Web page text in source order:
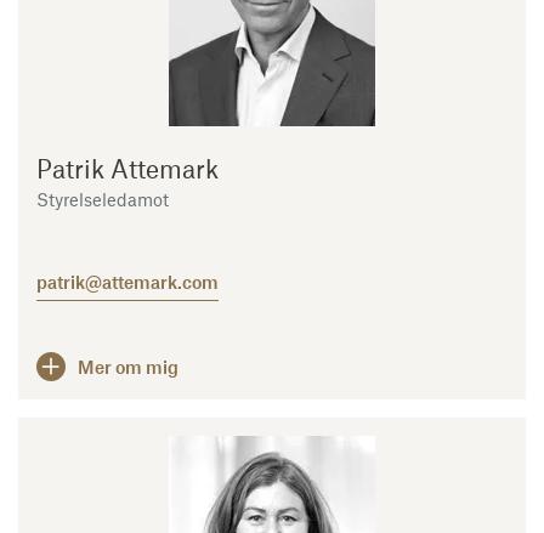
Patrik Attemark
Styrelseledamot
patrik@attemark.com
Mer om mig